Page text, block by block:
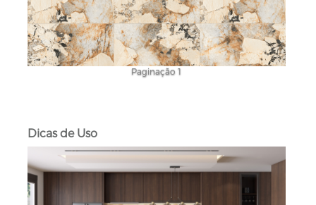
Paginação 1
Dicas de Uso